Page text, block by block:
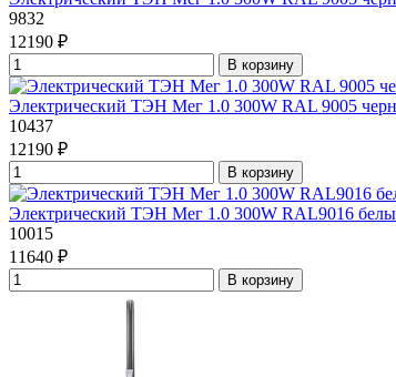
9832
12190 ₽
В корзину
Электрический ТЭН Мег 1.0 300W RAL 9005
10437
12190 ₽
В корзину
Электрический ТЭН Мег 1.0 300W RAL9016
10015
11640 ₽
В корзину